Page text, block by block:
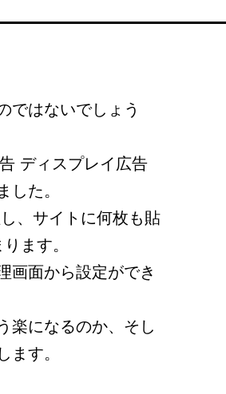
ではないでしょう
ディスプレイ広告
した。
、サイトに何枚も貼
ます。
画面から設定ができ
楽になるのか、そし
ます。